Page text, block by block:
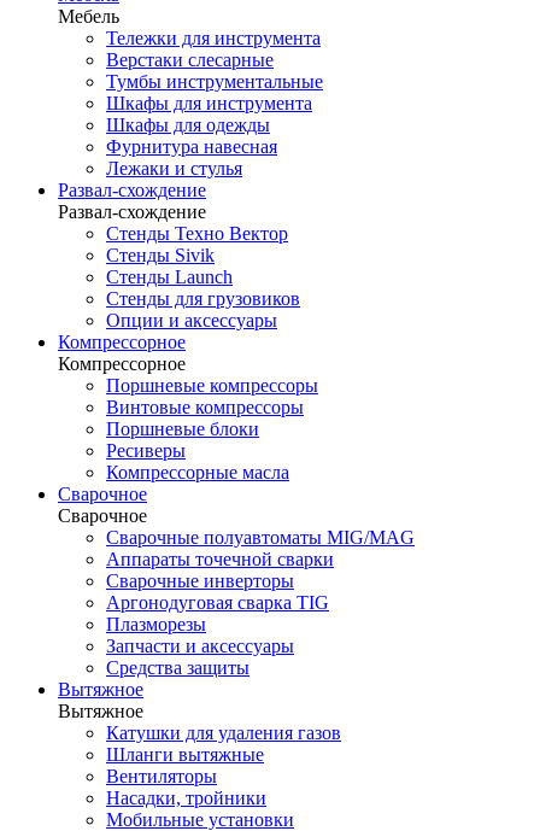
Мебель
Тележки для инструмента
Верстаки слесарные
Тумбы инструментальные
Шкафы для инструмента
Шкафы для одежды
Фурнитура навесная
Лежаки и стулья
Развал-схождение
Развал-схождение
Стенды Техно Вектор
Стенды Sivik
Стенды Launch
Стенды для грузовиков
Опции и аксессуары
Компрессорное
Компрессорное
Поршневые компрессоры
Винтовые компрессоры
Поршневые блоки
Ресиверы
Компрессорные масла
Сварочное
Сварочное
Сварочные полуавтоматы MIG/MAG
Аппараты точечной сварки
Сварочные инверторы
Аргонодуговая сварка TIG
Плазморезы
Запчасти и аксессуары
Средства защиты
Вытяжное
Вытяжное
Катушки для удаления газов
Шланги вытяжные
Вентиляторы
Насадки, тройники
Мобильные установки